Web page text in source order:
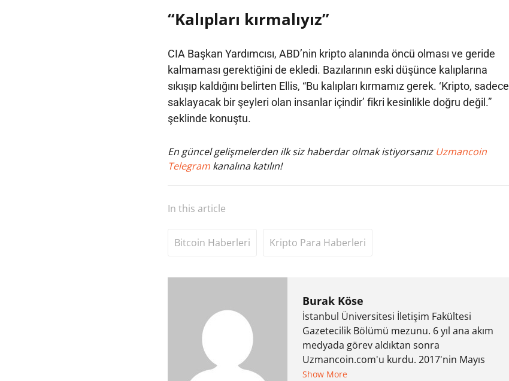
“Kalıpları kırmalıyız”
CIA Başkan Yardımcısı, ABD’nin kripto alanında öncü olması ve geride
kalmaması gerektiğini de ekledi. Bazılarının eski düşünce kalıplarına
sıkışıp kaldığını belirten Ellis, “Bu kalıpları kırmamız gerek. ‘Kripto, sadece
saklayacak bir şeyleri olan insanlar içindir’ fikri kesinlikle doğru değil.”
şeklinde konuştu.
En güncel gelişmelerden ilk siz haberdar olmak istiyorsanız Uzmancoin
Telegram kanalına katılın!
In this article
Bitcoin Haberleri Kripto Para Haberleri
Burak Köse
İstanbul Üniversitesi İletişim Fakültesi
Gazetecilik Bölümü mezunu. 6 yıl ana akım
medyada görev aldıktan sonra
Uzmancoin.com'u kurdu. 2017'nin Mayıs
ayından bu yana bilfiil kripto para
Show More